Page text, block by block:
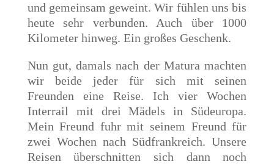
und gemeinsam geweint. Wir fühlen uns bis
heute sehr verbunden. Auch über 1000
Kilometer hinweg. Ein großes Geschenk.
Nun gut, damals nach der Matura machten
wir beide jeder für sich mit seinen
Freunden eine Reise. Ich vier Wochen
Interrail mit drei Mädels in Südeuropa.
Mein Freund fuhr mit seinem Freund für
zwei Wochen nach Südfrankreich. Unsere
Reisen überschnitten sich dann noch